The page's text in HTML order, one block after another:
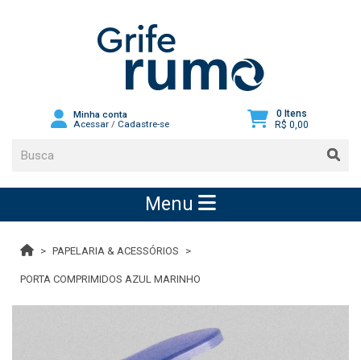
Minha conta
Acessar /Cadastre-se
0 Itens
R$ 0,00
Menu
PAPELARIA & ACESSÓRIOS
PORTA COMPRIMIDOS AZUL MARINHO